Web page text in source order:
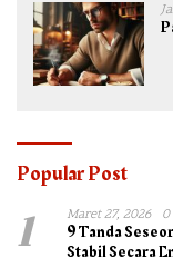
Popular Post
1 Maret 27, 2026
9 Tanda
Stabil Secara